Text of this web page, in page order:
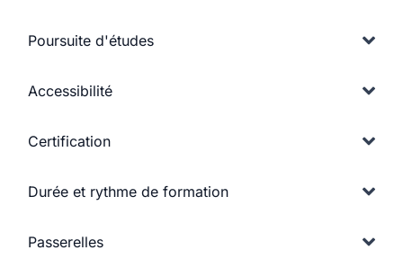
Poursuite d'études
Accessibilité
Certification
Durée et rythme de formation
Passerelles